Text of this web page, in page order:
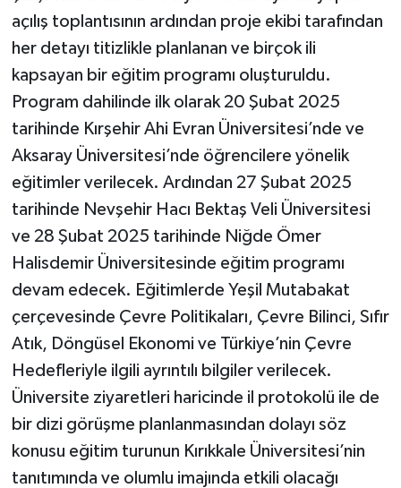
açılış toplantısının ardından proje ekibi tarafından
her detayı titizlikle planlanan ve birçok ili
kapsayan bir eğitim programı oluşturuldu.
Program dahilinde ilk olarak 20 Şubat 2025
tarihinde Kırşehir Ahi Evran Üniversitesi’nde ve
Aksaray Üniversitesi’nde öğrencilere yönelik
eğitimler verilecek. Ardından 27 Şubat 2025
tarihinde Nevşehir Hacı Bektaş Veli Üniversitesi
ve 28 Şubat 2025 tarihinde Niğde Ömer
Halisdemir Üniversitesinde eğitim programı
devam edecek. Eğitimlerde Yeşil Mutabakat
çerçevesinde Çevre Politikaları, Çevre Bilinci, Sıfır
Atık, Döngüsel Ekonomi ve Türkiye’nin Çevre
Hedefleriyle ilgili ayrıntılı bilgiler verilecek.
Üniversite ziyaretleri haricinde il protokolü ile de
bir dizi görüşme planlanmasından dolayı söz
konusu eğitim turunun Kırıkkale Üniversitesi’nin
tanıtımında ve olumlu imajında etkili olacağı